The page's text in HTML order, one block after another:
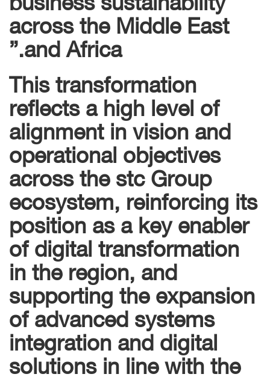
across the Middle East
and Africa.”
This transformation
reflects a high level of
alignment in vision and
operational objectives
across the stc Group
ecosystem, reinforcing its
position as a key enabler
of digital transformation
in the region, and
supporting the expansion
of advanced systems
integration and digital
solutions in line with the